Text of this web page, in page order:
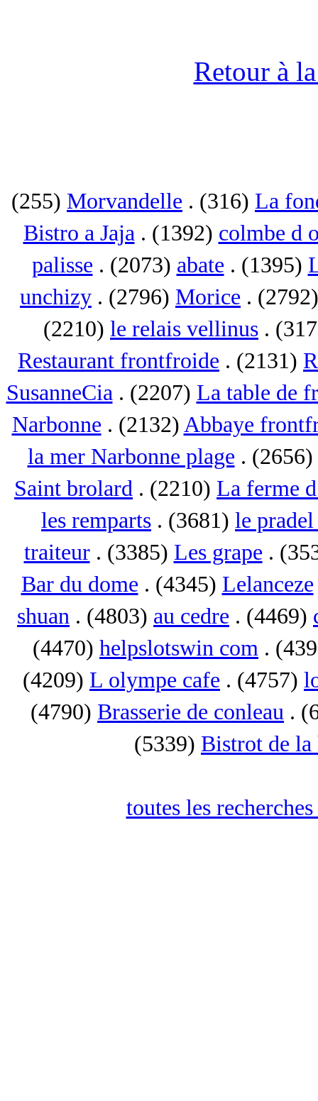
Retour à
(255) Morvandelle . (316) La
Bistro a Jaja. (1392) colmbe d
palisse . (2073) abate . (1395)
unchizy . (2796) Morice .
(2210) le relais vellinus .
Restaurant frontfroide . (2131)
SusanneCia. (2207) La table de
Narbonne . (2132) Abbaye
la mer Narbonne plage . (2656)
Saint brolard . (2210) La ferme
les remparts . (3681) le
traiteur. (3385) Les grape .
Bar du dome . (4345) Lelanceze
shuan . (4803) au cedre . (4469)
(4470) helpslotswin com .
(4209) L olympe cafe . (4757)
(4790) Brasserie de conleau .
(5339) Bistrot de la
toutes les